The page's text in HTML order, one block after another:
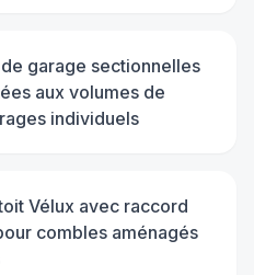
garage sectionnelles
aux volumes de
individuels
Vélux avec raccord
combles aménagés